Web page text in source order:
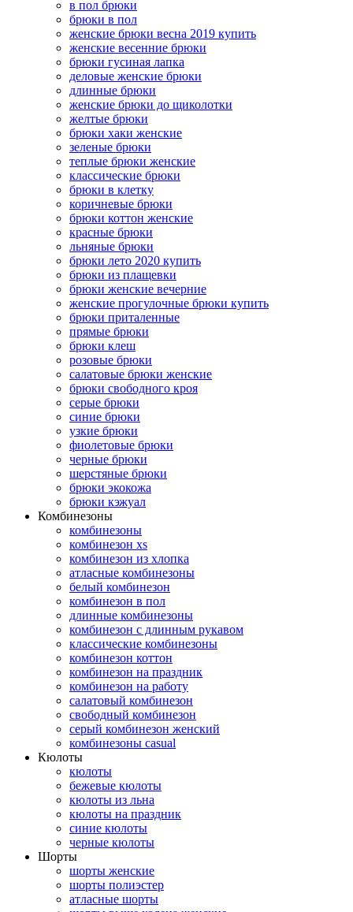
в пол брюки
брюки в пол
женские брюки весна 2019 купить
женские весенние брюки
брюки гусиная лапка
деловые женские брюки
длинные брюки
женские брюки до щиколотки
желтые брюки
брюки хаки женские
зеленые брюки
теплые брюки женские
классические брюки
брюки в клетку
коричневые брюки
брюки коттон женские
красные брюки
льняные брюки
брюки лето 2020 купить
брюки из плащевки
брюки женские вечерние
женские прогулочные брюки купить
брюки приталенные
прямые брюки
брюки клеш
розовые брюки
салатовые брюки женские
брюки свободного кроя
серые брюки
синие брюки
узкие брюки
фиолетовые брюки
черные брюки
шерстяные брюки
брюки экокожа
брюки кэжуал
Комбинезоны
комбинезоны
комбинезон xs
комбинезон из хлопка
атласные комбинезоны
белый комбинезон
комбинезон в пол
длинные комбинезоны
комбинезон с длинным рукавом
классические комбинезоны
комбинезон коттон
комбинезон на праздник
комбинезон на работу
салатовый комбинезон
свободный комбинезон
серый комбинезон женский
комбинезоны casual
Кюлоты
кюлоты
бежевые кюлоты
кюлоты из льна
кюлоты на праздник
синие кюлоты
черные кюлоты
Шорты
шорты женские
шорты полиэстер
атласные шорты